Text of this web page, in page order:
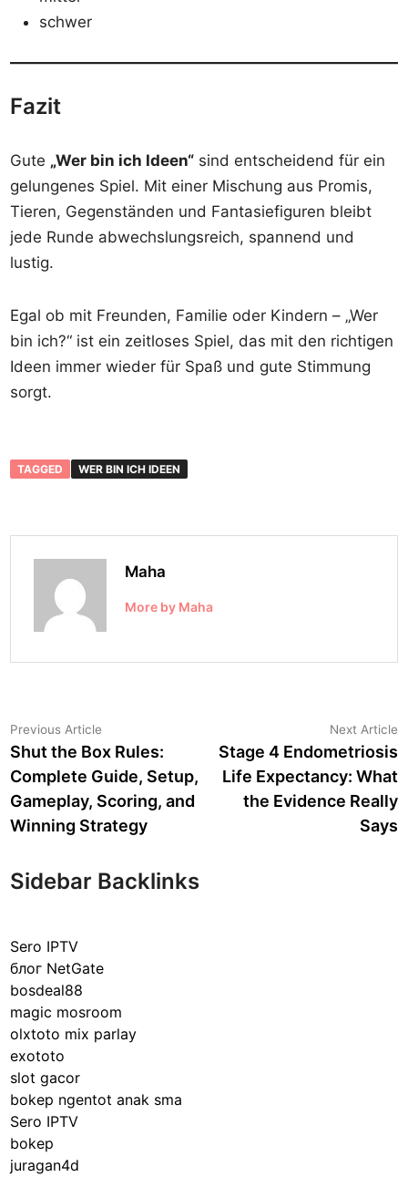
schwer
Fazit
Gute „Wer bin ich Ideen“ sind entscheidend für ein
gelungenes Spiel. Mit einer Mischung aus Promis,
Tieren, Gegenständen und Fantasiefiguren bleibt
jede Runde abwechslungsreich, spannend und
lustig.
Egal ob mit Freunden, Familie oder Kindern – „Wer
bin ich?“ ist ein zeitloses Spiel, das mit den richtigen
Ideen immer wieder für Spaß und gute Stimmung
sorgt.
TAGGED WER BIN ICH IDEEN
Maha
More by Maha
Post
navigation
Previous Article
article:
Shut the Box Rules:
Complete Guide, Setup,
Gameplay, Scoring, and
Winning Strategy
Next Article
Stage 4 Endometriosis
Life Expectancy: What
the Evidence Really
Says
Sidebar Backlinks
Sero IPTV
блог NetGate
bosdeal88
magic mosroom
olxtoto mix parlay
exototo
slot gacor
bokep ngentot anak sma
Sero IPTV
bokep
juragan4d